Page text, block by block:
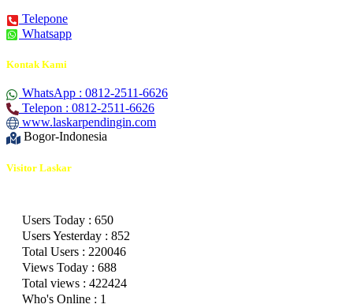
Telepone
Whatsapp
Kontak Kami
WhatsApp : 0812-2511-6626
Telepon : 0812-2511-6626
www.laskarpendingin.com
Bogor-Indonesia
Visitor Laskar
Users Today : 650
Users Yesterday : 852
Total Users : 220046
Views Today : 688
Total views : 422424
Who's Online : 1